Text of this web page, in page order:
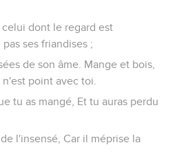
dont le regard est
ses friandises ;
de son âme. Mange et bois,
point avec toi.
tu as mangé, Et tu auras perdu
l'insensé, Car il méprise la